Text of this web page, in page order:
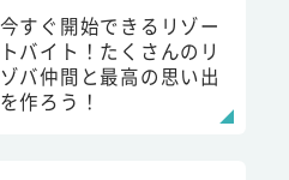
今すぐ開始できるリゾー
トバイト！たくさんのリ
ゾバ仲間と最高の思い出
を作ろう！